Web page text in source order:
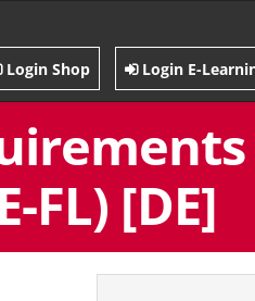
Login Shop Login E-
FL) [DE]